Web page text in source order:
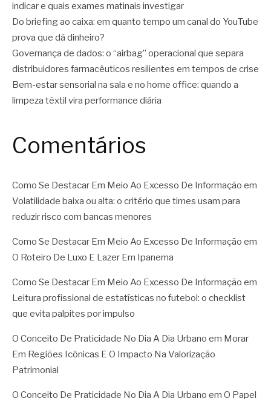
indicar e quais exames matinais investigar
Do briefing ao caixa: em quanto tempo um canal do YouTube
prova que dá dinheiro?
Governança de dados: o “airbag” operacional que separa
distribuidores farmacêuticos resilientes em tempos de crise
Bem-estar sensorial na sala e no home office: quando a
limpeza têxtil vira performance diária
Comentários
Como Se Destacar Em Meio Ao Excesso De Informação em
Volatilidade baixa ou alta: o critério que times usam para
reduzir risco com bancas menores
Como Se Destacar Em Meio Ao Excesso De Informação em
O Roteiro De Luxo E Lazer Em Ipanema
Como Se Destacar Em Meio Ao Excesso De Informação em
Leitura profissional de estatísticas no futebol: o checklist
que evita palpites por impulso
O Conceito De Praticidade No Dia A Dia Urbano em Morar
Em Regiões Icônicas E O Impacto Na Valorização
Patrimonial
O Conceito De Praticidade No Dia A Dia Urbano em O Papel